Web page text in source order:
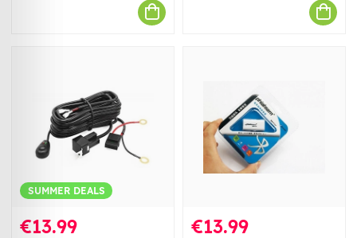
SUMMER DEALS
€13.99 €13.99